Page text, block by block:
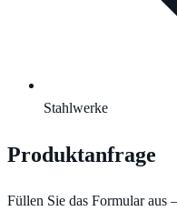
Stahlwerke
Produktanfrage
Füllen Sie das Formular aus